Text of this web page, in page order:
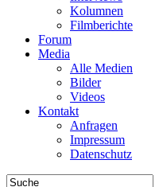
Kolumnen
Filmberichte
Forum
Media
Alle Medien
Bilder
Videos
Kontakt
Anfragen
Impressum
Datenschutz